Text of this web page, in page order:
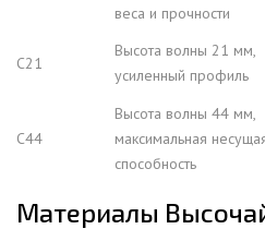
веса и прочности
С21
Высота волны 21 мм,
усиленный профиль
С44
Высота волны 44 мм,
максимальная
способность
Материалы